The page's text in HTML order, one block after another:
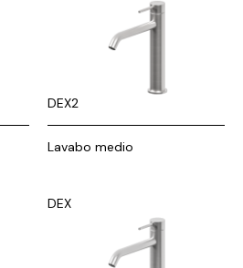
DEX2
Lavabo medio
DEX